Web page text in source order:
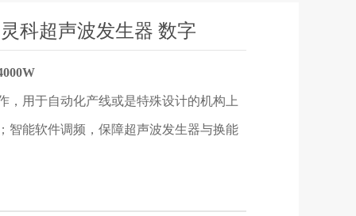
科超声波发生器 数字
，用于自动化产线或是特殊设计的机构上
智能软件调频，保障超声波发生器与换能